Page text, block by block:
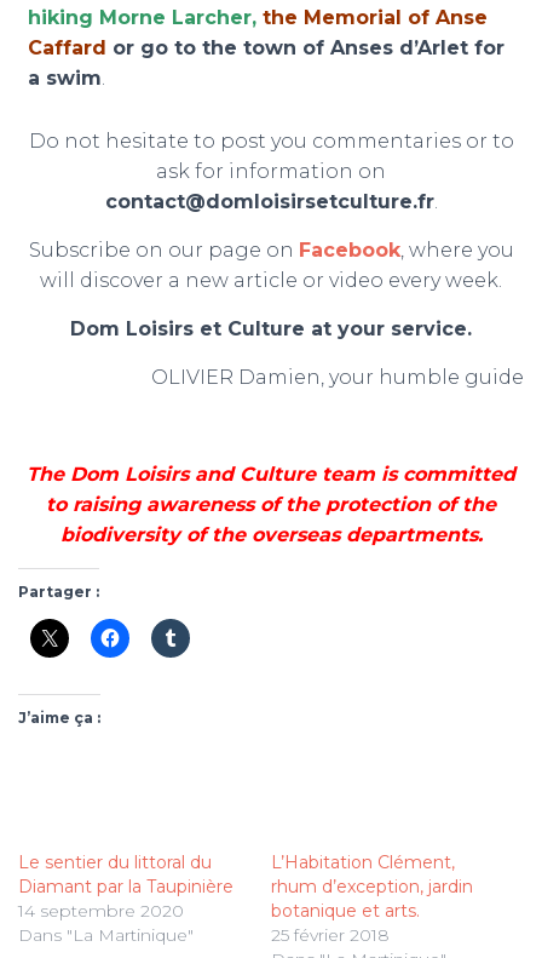
hiking Morne Larcher, the Memorial of Anse
Caffard or go to the town of Anses d’Arlet for
a swim.
Do not hesitate to post you commentaries or to
ask for information on
contact@domloisirsetculture.fr.
Subscribe on our page on Facebook, where you
will discover a new article or video every week.
Dom Loisirs et Culture at your service.
OLIVIER Damien, your humble guide
The Dom Loisirs and Culture team is committed
to raising awareness of the protection of the
biodiversity of the overseas departments.
Partager :
J’aime ça :
Le sentier du littoral du
Diamant par la Taupinière
14 septembre 2020
Dans "La Martinique"
L’Habitation Clément,
rhum d’exception, jardin
botanique et arts.
25 février 2018